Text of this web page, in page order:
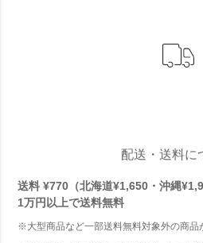
配送・送料に
送料 ¥770（北海道¥1,650・沖縄
1万円以上で送料無料
※大型商品など一部送料無料対象外の商品